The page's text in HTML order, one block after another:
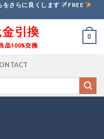
をさらに良くします
FREE
0